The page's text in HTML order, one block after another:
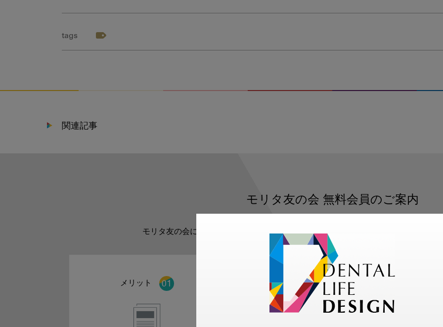
tags
関連記事
モリタ友の会 無料会員のご案内
モリタ友の会に登録いただくと、デンタルライフデザインをもっと便利にご利用い
メリット メリット